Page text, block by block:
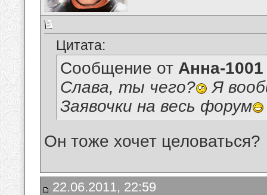
Цитата:
Сообщение от Анна-1001
Слава, ты чего?
Я
Заявочки на весь форум
Он тоже хочет целоваться?
22.06.2011, 22:59